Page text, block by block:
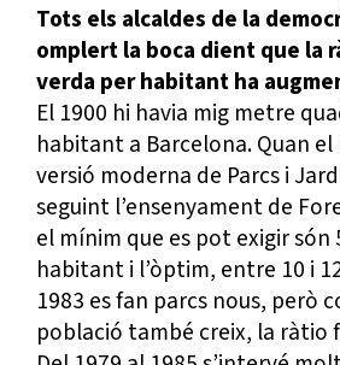
Tots els alcaldes de la
omplert la boca dient que la
verda per habitant ha
El 1900 hi havia mig metre
habitant a Barcelona. Quan el
versió moderna de Parcs i
seguint l’ensenyament de
el mínim que es pot exigir són
habitant i l’òptim, entre 10 i
1983 es fan parcs nous, però
població també creix, la ràtio